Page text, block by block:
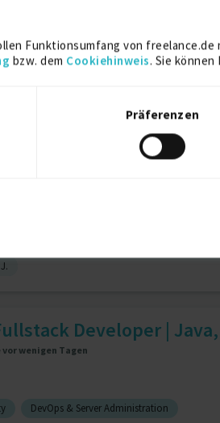
Funktionsumfang von
bzw. dem Cookiehinweis. Sie
Präferenzen
Engineer (Java EE,
Wildfly 17 J.
Entwickler ( Java /
Developer |
wenigen Tagen
DevOps & Server Administration